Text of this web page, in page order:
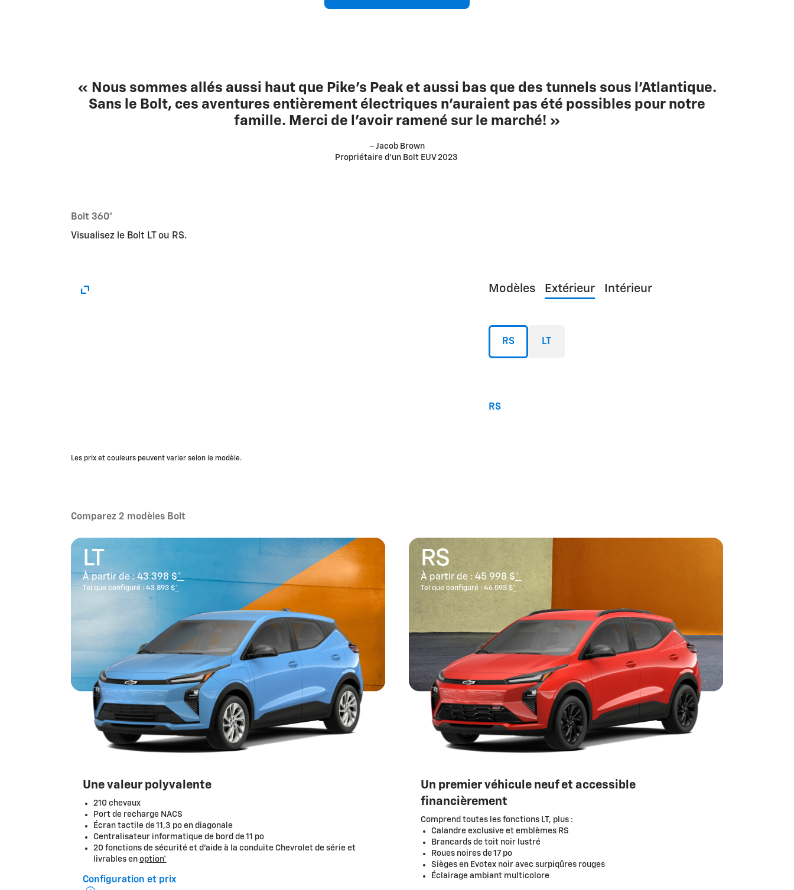
« Nous sommes allés aussi haut que Pike’s Peak et aussi bas que des tunnels sous l'Atlantique.
Sans le Bolt, ces aventures entièrement électriques n'auraient pas été possibles pour notre
famille. Merci de l'avoir ramené sur le marché! »
– Jacob Brown
Propriétaire d'un Bolt EUV 2023
Bolt 360°
Visualisez le Bolt LT ou RS.
Modèles Extérieur Intérieur
RS LT
RS
Les prix et couleurs peuvent varier selon le modèle.
Comparez 2 modèles Bolt
LT
À partir de :43 398 $*
Tel que configuré : 43 893 $*
Une valeur polyvalente
210 chevaux
Port de recharge NACS
Écran tactile de 11,3 po en diagonale
Centralisateur informatique de bord de 11 po
20 fonctions de sécurité et d’aide à la conduite Chevrolet de série et
livrables en option*
Configuration et prix
RS
À partir de : 45 998 $*
Tel que configuré : 46 593 $*
Un premier véhicule neuf et accessible
financièrement
Comprend toutes les fonctions LT, plus :
Calandre exclusive et emblèmes RS
Brancards de toit noir lustré
Roues noires de 17 po
Sièges en Evotex noir avec surpiqûres rouges
Éclairage ambiant multicolore